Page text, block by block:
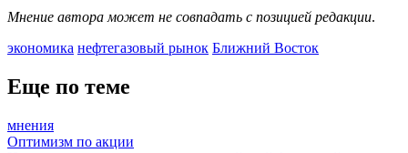
Мнение автора может не совпадать с позицией редакции.
экономика нефтегазовый рынок Ближний Восток
Еще по теме
мнения
Оптимизм по акции